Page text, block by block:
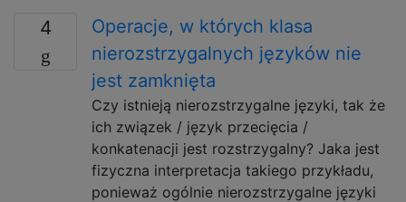
4
Operacje, w których klasa
nierozstrzygalnych języków nie
jest zamknięta
Czy istnieją nierozstrzygalne języki, tak że
ich związek / język przecięcia /
konkatenacji jest rozstrzygalny? Jaka jest
fizyczna interpretacja takiego przykładu,
ponieważ ogólnie nierozstrzygalne języki